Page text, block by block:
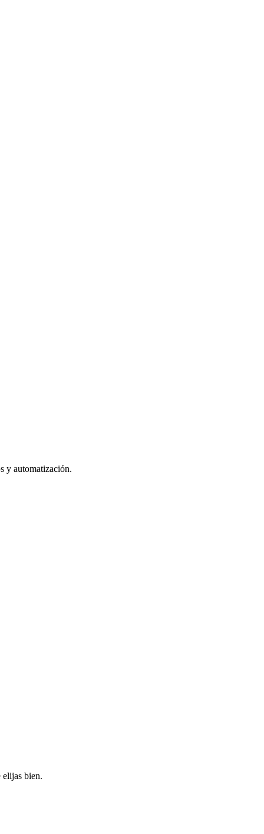
y automatización.
bien.